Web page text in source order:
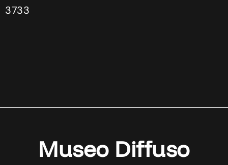
3733
Museo Diffuso